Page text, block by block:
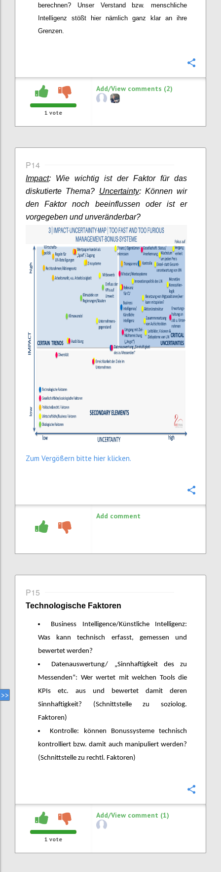
berechnen? Unser Verstand bzw. menschliche
Intelligenz stößt hier nämlich ganz klar an ihre
Grenzen.
1 vote
Add/View comments (2)
P14
Impact: Wie wichtig ist der Faktor für das
diskutierte Thema? Uncertainty: Können wir
den Faktor noch beeinflussen oder ist er
vorgegeben und unveränderbar?
Zum Vergößern bitte hier klicken.
Add comment
P15
Technologische Faktoren
Business Intelligence/Künstliche Intelligenz:
Was kann technisch erfasst, gemessen und
bewertet werden?
Datenauswertung/ „Sinnhaftigkeit des zu
Messenden“: Wer wertet mit welchen Tools die
KPIs etc. aus und bewertet damit deren
Sinnhaftigkeit? (Schnittstelle zu soziolog.
Faktoren)
Kontrolle: können Bonussysteme technisch
kontrolliert bzw. damit auch manipuliert werden?
(Schnittstelle zu rechtl. Faktoren)
1 vote
Add/View comment (1)